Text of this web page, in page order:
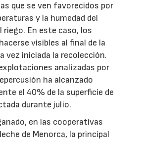
que se ven favorecidos por
y la humedad del
riego. En este caso, los
visibles al final de la
vez iniciada la recolección.
analizadas por
ha alcanzado
el 40% de la superficie de
durante julio.
en las cooperativas
de Menorca, la principal